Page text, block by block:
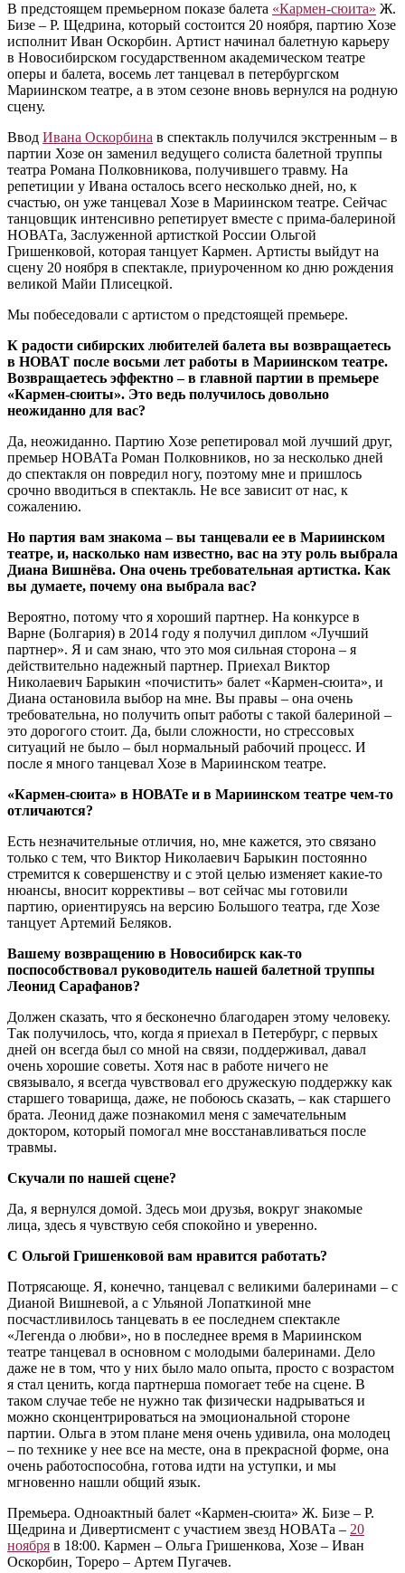
В предстоящем премьерном показе балета «Кармен-сюита» Ж.
Бизе – Р. Щедрина, который состоится 20 ноября, партию Хозе
исполнит Иван Оскорбин. Артист начинал балетную карьеру
в Новосибирском государственном академическом театре
оперы и балета, восемь лет танцевал в петербургском
Мариинском театре, а в этом сезоне вновь вернулся на родную
сцену.
Ввод Ивана Оскорбина в спектакль получился экстренным – в
партии Хозе он заменил ведущего солиста балетной труппы
театра Романа Полковникова, получившего травму. На
репетиции у Ивана осталось всего несколько дней, но, к
счастью, он уже танцевал Хозе в Мариинском театре. Сейчас
танцовщик интенсивно репетирует вместе с прима-балериной
НОВАТа, Заслуженной артисткой России Ольгой
Гришенковой, которая танцует Кармен. Артисты выйдут на
сцену 20 ноября в спектакле, приуроченном ко дню рождения
великой Майи Плисецкой.
Мы побеседовали с артистом о предстоящей премьере.
К радости сибирских любителей балета вы возвращаетесь
в НОВАТ после восьми лет работы в Мариинском театре.
Возвращаетесь эффектно – в главной партии в премьере
«Кармен-сюиты». Это ведь получилось довольно
неожиданно для вас?
Да, неожиданно. Партию Хозе репетировал мой лучший друг,
премьер НОВАТа Роман Полковников, но за несколько дней
до спектакля он повредил ногу, поэтому мне и пришлось
срочно вводиться в спектакль. Не все зависит от нас, к
сожалению.
Но партия вам знакома – вы танцевали ее в Мариинском
театре, и, насколько нам известно, вас на эту роль выбрала
Диана Вишнёва. Она очень требовательная артистка. Как
вы думаете, почему она выбрала вас?
Вероятно, потому что я хороший партнер. На конкурсе в
Варне (Болгария) в 2014 году я получил диплом «Лучший
партнер». Я и сам знаю, что это моя сильная сторона – я
действительно надежный партнер. Приехал Виктор
Николаевич Барыкин «почистить» балет «Кармен-сюита», и
Диана остановила выбор на мне. Вы правы – она очень
требовательна, но получить опыт работы с такой балериной –
это дорогого стоит. Да, были сложности, но стрессовых
ситуаций не было – был нормальный рабочий процесс. И
после я много танцевал Хозе в Мариинском театре.
«Кармен-сюита» в НОВАТе и в Мариинском театре чем-то
отличаются?
Есть незначительные отличия, но, мне кажется, это связано
только с тем, что Виктор Николаевич Барыкин постоянно
стремится к совершенству и с этой целью изменяет какие-то
нюансы, вносит коррективы – вот сейчас мы готовили
партию, ориентируясь на версию Большого театра, где Хозе
танцует Артемий Беляков.
Вашему возвращению в Новосибирск как-то
поспособствовал руководитель нашей балетной труппы
Леонид Сарафанов?
Должен сказать, что я бесконечно благодарен этому человеку.
Так получилось, что, когда я приехал в Петербург, с первых
дней он всегда был со мной на связи, поддерживал, давал
очень хорошие советы. Хотя нас в работе ничего не
связывало, я всегда чувствовал его дружескую поддержку как
старшего товарища, даже, не побоюсь сказать, – как старшего
брата. Леонид даже познакомил меня с замечательным
доктором, который помогал мне восстанавливаться после
травмы.
Скучали по нашей сцене?
Да, я вернулся домой. Здесь мои друзья, вокруг знакомые
лица, здесь я чувствую себя спокойно и уверенно.
С Ольгой Гришенковой вам нравится работать?
Потрясающе. Я, конечно, танцевал с великими балеринами – с
Дианой Вишневой, а с Ульяной Лопаткиной мне
посчастливилось танцевать в ее последнем спектакле
«Легенда о любви», но в последнее время в Мариинском
театре танцевал в основном с молодыми балеринами. Дело
даже не в том, что у них было мало опыта, просто с возрастом
я стал ценить, когда партнерша помогает тебе на сцене. В
таком случае тебе не нужно так физически надрываться и
можно сконцентрироваться на эмоциональной стороне
партии. Ольга в этом плане меня очень удивила, она молодец
– по технике у нее все на месте, она в прекрасной форме, она
очень работоспособна, готова идти на уступки, и мы
мгновенно нашли общий язык.
Премьера. Одноактный балет «Кармен-сюита» Ж. Бизе – Р.
Щедрина и Дивертисмент с участием звезд НОВАТа – 20
ноября в 18:00. Кармен – Ольга Гришенкова, Хозе – Иван
Оскорбин, Тореро – Артем Пугачев.